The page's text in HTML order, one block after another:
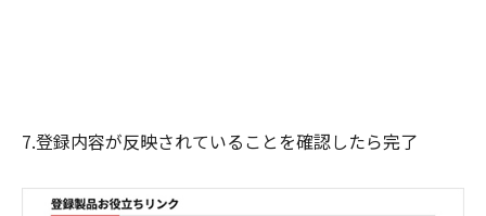
7.登録内容が反映されていることを確認したら完了